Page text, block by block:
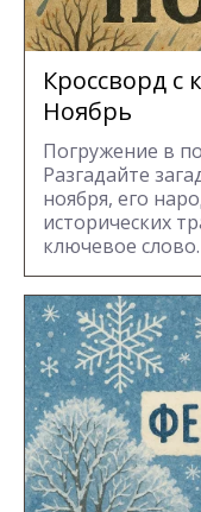
Кроссворд
Ноябрь
Погружение в
Разгадайте
ноября, его
исторических
ключевое слово.